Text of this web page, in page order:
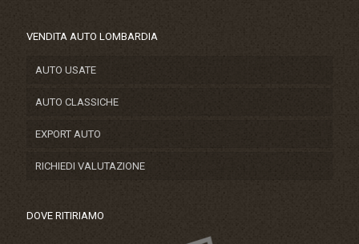
VENDITA AUTO LOMBARDIA
AUTO USATE
AUTO CLASSICHE
EXPORT AUTO
RICHIEDI VALUTAZIONE
DOVE RITIRIAMO